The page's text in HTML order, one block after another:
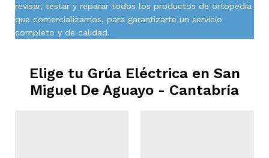
revisar, testar y reparar todos los productos de ortopedia
que comercializamos, para garantizarte un servicio
completo y de calidad.
Elige tu Grúa Eléctrica en San
Miguel De Aguayo - Cantabría